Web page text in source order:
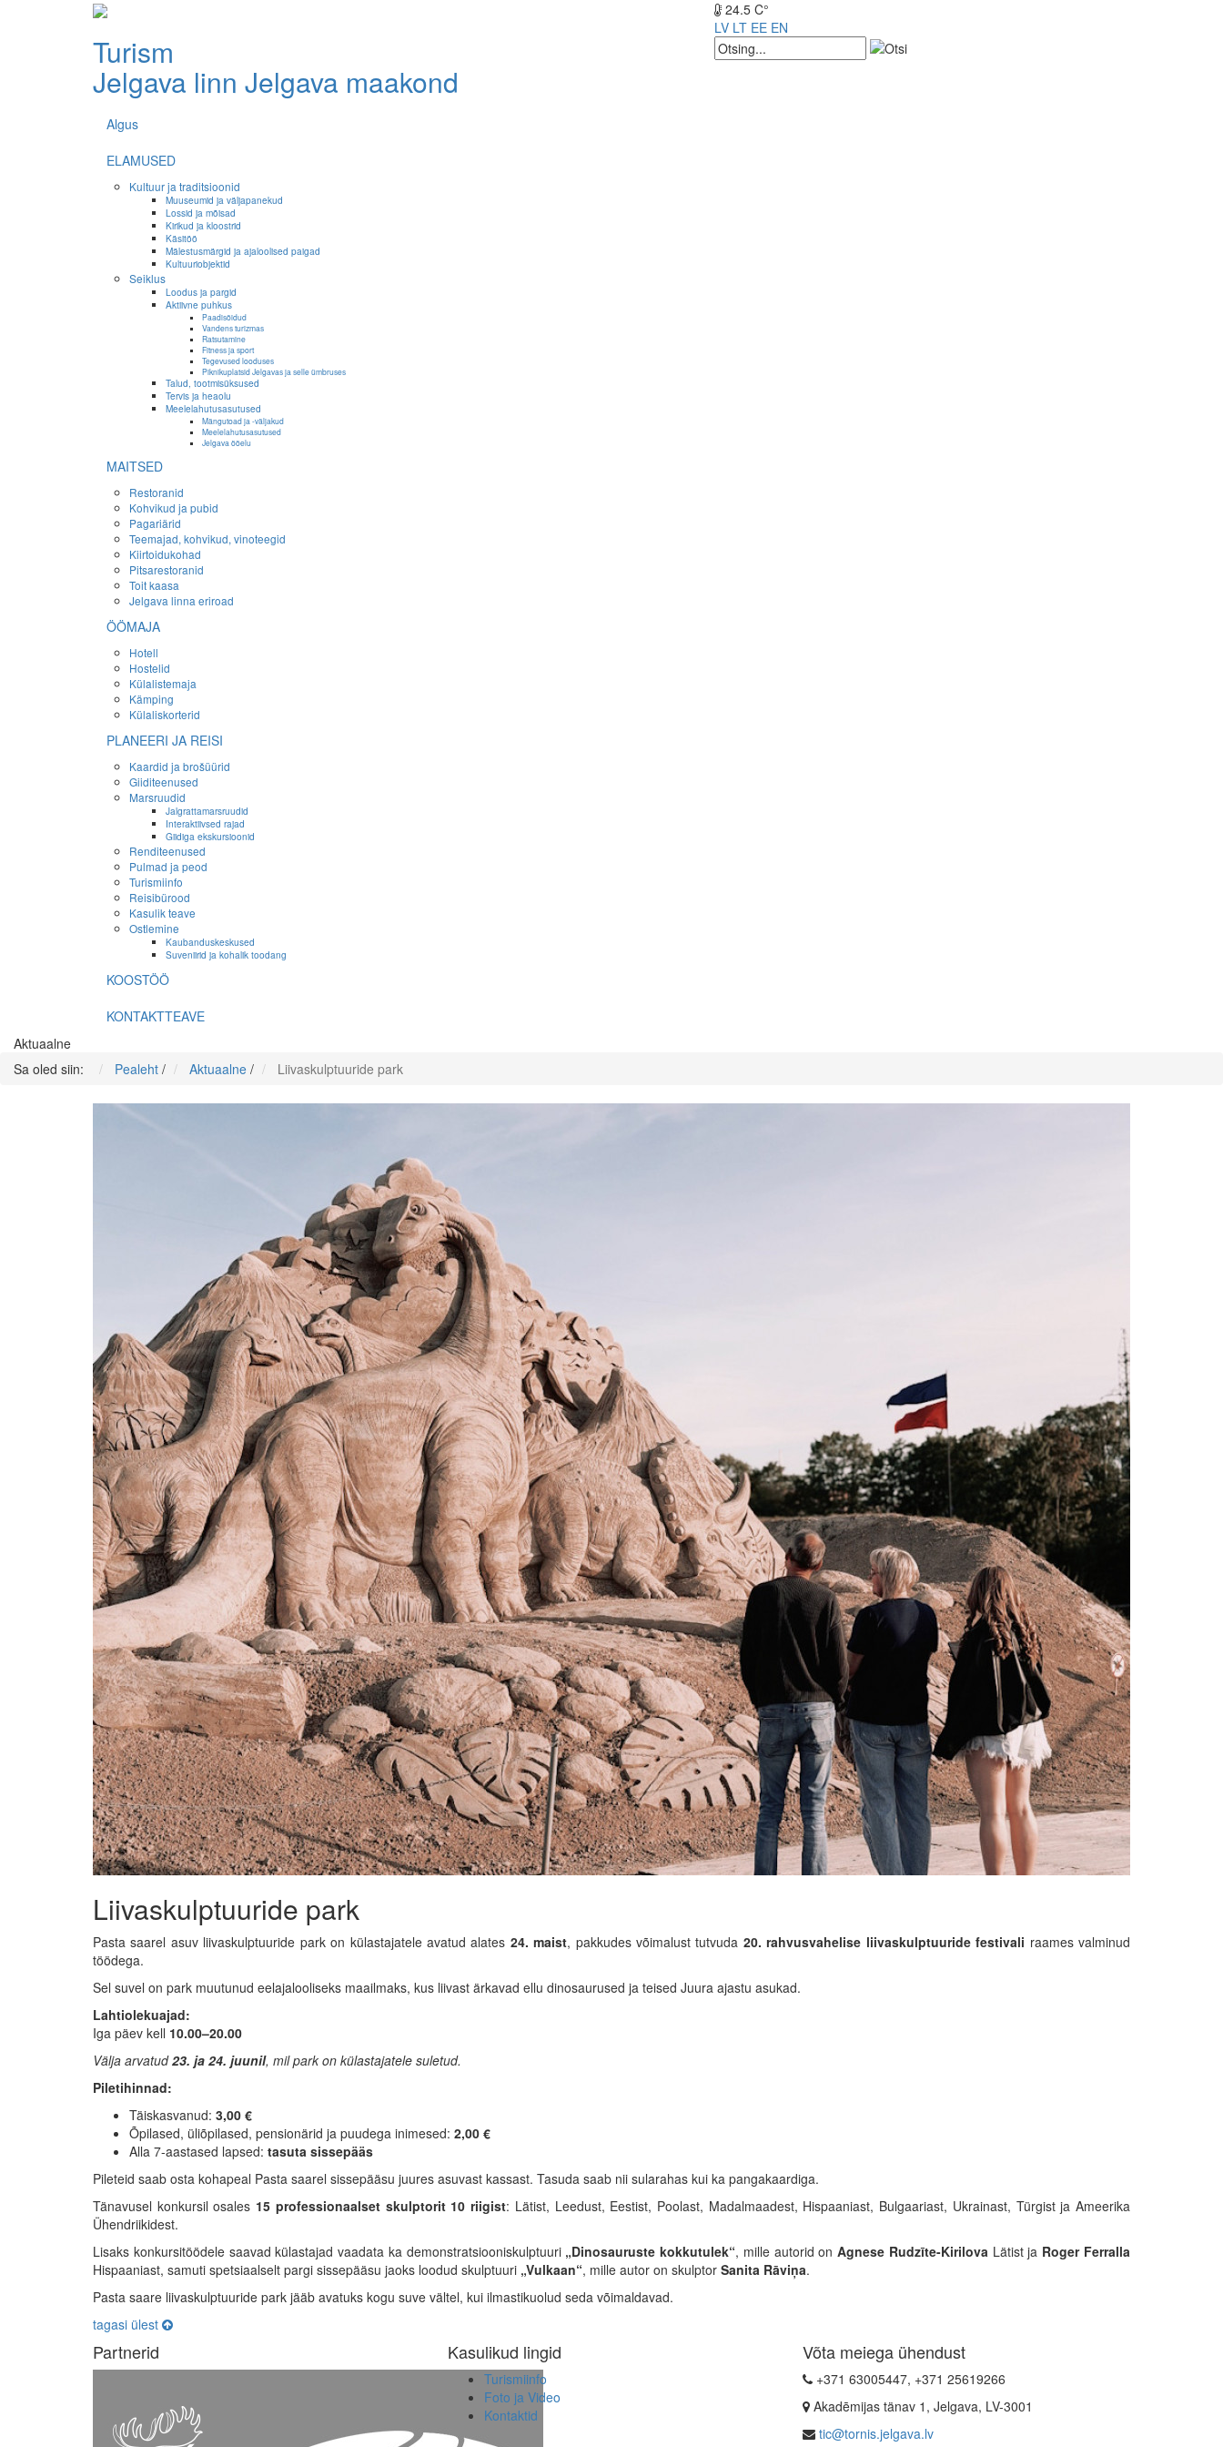
Turism
Jelgava linn Jelgava maakond
24.5 C°
LV LT EE EN
Algus
ELAMUSED
Kultuur ja traditsioonid
Muuseumid ja väljapanekud
Lossid ja mõisad
Kirikud ja kloostrid
Käsitöö
Mälestusmärgid ja ajaloolised paigad
Kultuuriobjektid
Seiklus
Loodus ja pargid
Aktiivne puhkus
Paadisõidud
Vandens turizmas
Ratsutamine
Fitness ja sport
Tegevused looduses
Piknikuplatsid Jelgavas ja selle ümbruses
Talud, tootmisüksused
Tervis ja heaolu
Meelelahutusasutused
Mängutoad ja -väljakud
Meelelahutusasutused
Jelgava ööelu
MAITSED
Restoranid
Kohvikud ja pubid
Pagariärid
Teemajad, kohvikud, vinoteegid
Kiirtoidukohad
Pitsarestoranid
Toit kaasa
Jelgava linna eriroad
ÖÖMAJA
Hotell
Hostelid
Külalistemaja
Kämping
Külaliskorterid
PLANEERI JA REISI
Kaardid ja brošüürid
Giiditeenused
Marsruudid
Jalgrattamarsruudid
Interaktiivsed rajad
Giidiga ekskursioonid
Renditeenused
Pulmad ja peod
Turismiinfo
Reisibürood
Kasulik teave
Ostlemine
Kaubanduskeskused
Suveniirid ja kohalik toodang
KOOSTÖÖ
KONTAKTTEAVE
Aktuaalne
Sa oled siin:
Pealeht / Aktuaalne / Liivaskulptuuride park
Liivaskulptuuride park
Pasta saarel asuv liivaskulptuuride park on külastajatele avatud alates 24. maist, pakkudes võimalust tutvuda 20. rahvusvahelise liivaskulptuuride festivali raames valminud
töödega.
Sel suvel on park muutunud eelajalooliseks maailmaks, kus liivast ärkavad ellu dinosaurused ja teised Juura ajastu asukad.
Lahtiolekuajad:
Iga päev kell 10.00–20.00
Välja arvatud23. ja 24. juunil, mil park on külastajatele suletud.
Piletihinnad:
Täiskasvanud: 3,00 €
Õpilased, üliõpilased, pensionärid ja puudega inimesed: 2,00 €
Alla 7-aastased lapsed: tasuta sissepääs
Pileteid saab osta kohapeal Pasta saarel sissepääsu juures asuvast kassast. Tasuda saab nii sularahas kui ka pangakaardiga.
Tänavusel konkursil osales 15 professionaalset skulptorit 10 riigist: Lätist, Leedust, Eestist, Poolast, Madalmaadest, Hispaaniast, Bulgaariast, Ukrainast, Türgist ja Ameerika
Ühendriikidest.
Lisaks konkursitöödele saavad külastajad vaadata ka demonstratsiooniskulptuuri „Dinosauruste kokkutulek“, mille autorid onAgnese Rudzīte-KirilovaLätist ja Roger Ferralla
Hispaaniast, samuti spetsiaalselt pargi sissepääsu jaoks loodud skulptuuri „Vulkaan“, mille autor on skulptor Sanita Rāviņa.
Pasta saare liivaskulptuuride park jääb avatuks kogu suve vältel, kui ilmastikuolud seda võimaldavad.
tagasi ülest
Partnerid Kasulikud lingid
Turismiinfo
Foto ja Video
Kontaktid
Võta meiega ühendust
+371 63005447, +371 25619266
Akadēmijas tänav 1, Jelgava, LV-3001
tic@tornis.jelgava.lv